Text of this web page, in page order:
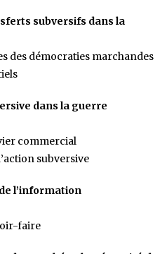
subversifs dans la
des démocraties marchandes
dans la guerre
commercial
subversive
l’information
faire